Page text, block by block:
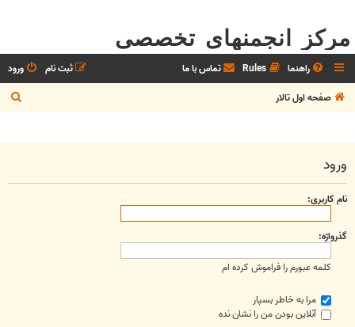
مرکز انجمنهای تخصصی
راهنما Rules تماس با ما ورود
ثبت نام
صفحه اول تالار
س
و
ورود
نام کاربری:
گذرواژه:
کلمه عبورم را فراموش کرده ام
مرا به خاطر بسپار
آنلاین بودن من را نشان نده